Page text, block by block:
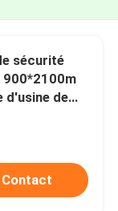
sécurité
900*2100m
d'usine de
Contact